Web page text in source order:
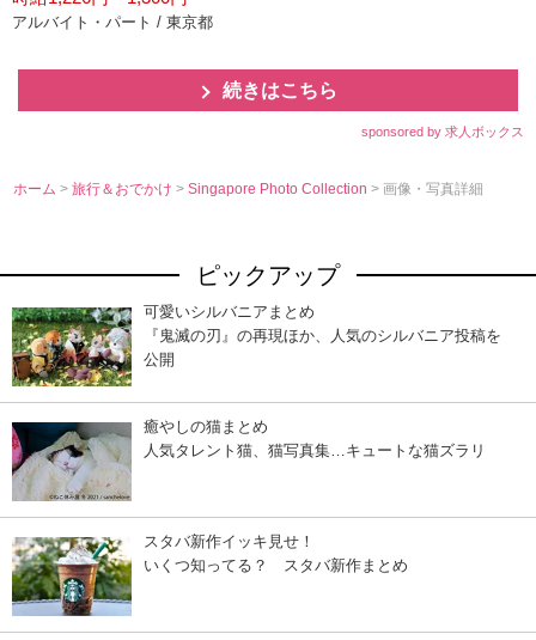
アルバイト・パート / 東京都
続きはこちら
sponsored by 求人ボックス
ホーム >旅行＆おでかけ>Singapore Photo Collection> 画像・写真詳細
ピックアップ
可愛いシルバニアまとめ
『鬼滅の刃』の再現ほか、人気のシルバニア投稿を
公開
癒やしの猫まとめ
人気タレント猫、猫写真集…キュートな猫ズラリ
スタバ新作イッキ見せ！
いくつ知ってる？ スタバ新作まとめ